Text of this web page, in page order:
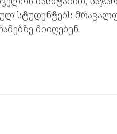
სტუდენტებს
მიიღებენ.